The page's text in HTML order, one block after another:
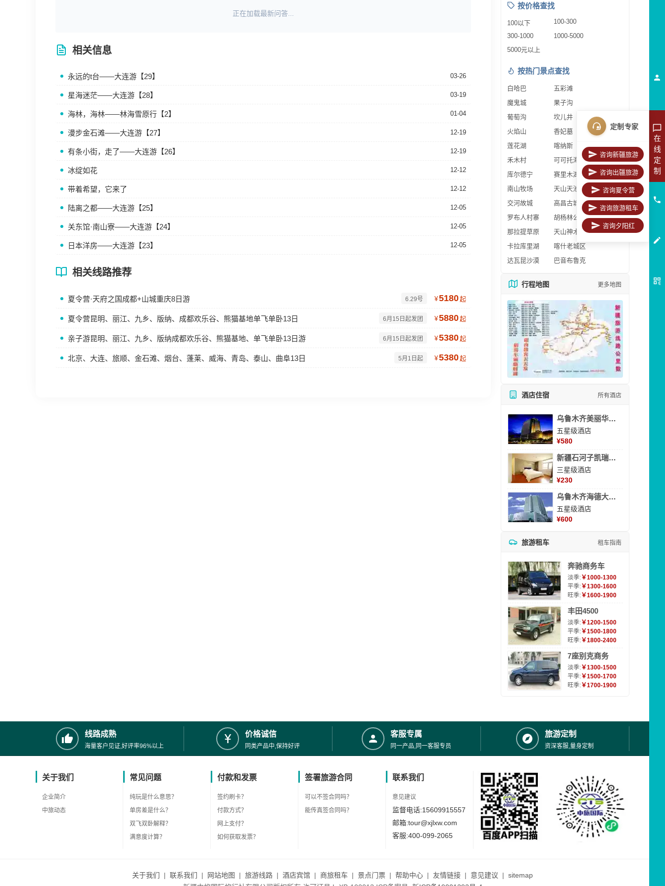
正在加载最新问答...
相关信息
永远的t台——大连游【29】 03-26
星海迷茫——大连游【28】 03-19
海林，海林——林海雪原行【2】 01-04
漫步金石滩——大连游【27】 12-19
有条小街，走了——大连游【26】 12-19
冰绽如花 12-12
带着希望，它来了 12-12
陆离之都——大连游【25】 12-05
关东馆·南山寮——大连游【24】 12-05
日本洋房——大连游【23】 12-05
相关线路推荐
夏令营·天府之国成都+山城重庆8日游 6.29号 ¥5180起
夏令营昆明、丽江、九乡、版纳、成都欢乐谷、熊猫基地单飞单卧13日 6月15日起发团 ¥5880起
亲子游昆明、丽江、九乡、版纳成都欢乐谷、熊猫基地、单飞单卧13日游 6月15日起发团 ¥5380起
北京、大连、旅顺、金石滩、烟台、蓬莱、威海、青岛、泰山、曲阜13日 5月1日起 ¥5380起
按价格查找
100以下
100-300
300-1000
1000-5000
5000元以上
按热门景点查找
白哈巴
五彩滩
魔鬼城
果子沟
葡萄沟
坎儿井
火焰山
香妃墓
莲花湖
喀纳斯
禾木村
可可托海
库尔德宁
赛里木湖
南山牧场
天山天池
交河故城
高昌古城
罗布人村寨
胡杨林公园
那拉提草原
天山神木园
卡拉库里湖
喀什老城区
达瓦昆沙漠
巴音布鲁克
行程地图 更多地图
酒店住宿 所有酒店
乌鲁木齐美丽华大酒
五星级酒店
¥580
新疆石河子凯瑞酒店
三星级酒店
¥230
乌鲁木齐海德大酒店
五星级酒店
¥600
旅游租车 租车指南
奔驰商务车
淡季:￥1000-1300
平季:￥1300-1600
旺季:￥1600-1900
丰田4500
淡季:￥1200-1500
平季:￥1500-1800
旺季:￥1800-2400
7座别克商务
淡季:￥1300-1500
平季:￥1500-1700
旺季:￥1700-1900
线路成熟
海量客户见证,好评率96%以上
价格诚信
同类产品中,保持好评
客服专属
同一产品,同一客服专员
旅游定制
资深客服,量身定制
关于我们
企业简介
中旅动态
常见问题
纯玩是什么意思？
单房差是什么？
双飞双卧解释？
满意度计算？
付款和发票
签约刷卡？
付款方式？
网上支付？
如何获取发票？
签署旅游合同
可以不签合同吗？
能传真签合同吗？
联系我们
意见建议
监督电话:15609915557
邮箱:tour@xjlxw.com
客服:400-099-2065
关于我们 | 联系我们 | 网站地图 | 旅游线路 | 酒店宾馆 | 商旅租车 | 景点门票 | 帮助中心 | 友情链接 | 意见建议 | sitemap
在
线
定
制
定制专家
咨询新疆旅游
咨询出疆旅游
咨询夏令营
咨询旅游租车
咨询夕阳红